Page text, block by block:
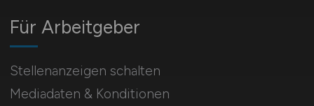
Für Arbeitgeber
Stellenanzeigen schalten
Mediadaten & Konditionen